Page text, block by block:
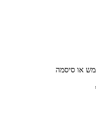
או סיסמה